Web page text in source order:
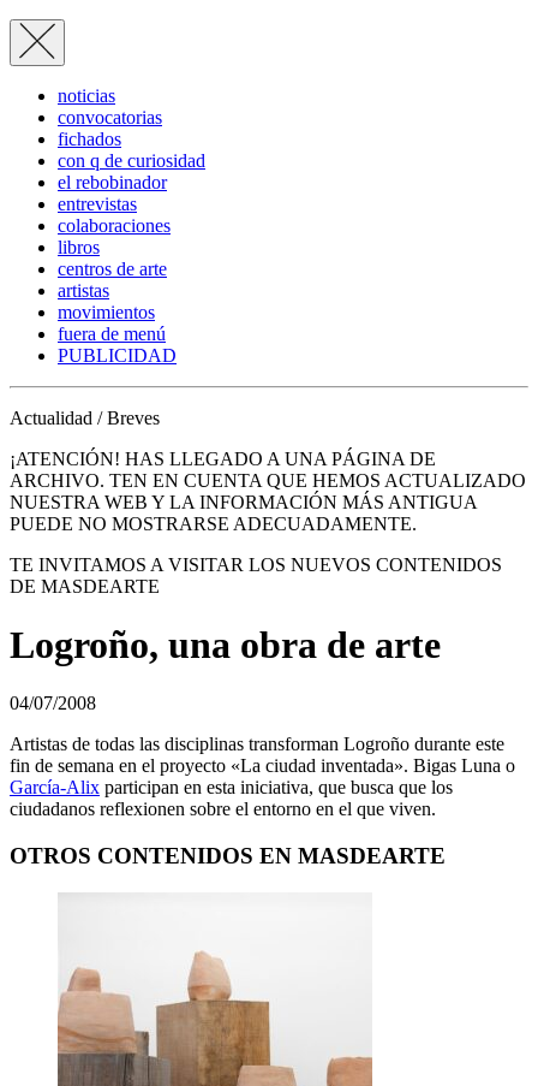
noticias
convocatorias
fichados
con q de curiosidad
el rebobinador
entrevistas
colaboraciones
libros
centros de arte
artistas
movimientos
fuera de menú
PUBLICIDAD
Actualidad / Breves
¡ATENCIÓN! HAS LLEGADO A UNA PÁGINA DE
ARCHIVO. TEN EN CUENTA QUE HEMOS ACTUALIZADO
NUESTRA WEB Y LA INFORMACIÓN MÁS ANTIGUA
PUEDE NO MOSTRARSE ADECUADAMENTE.
TE INVITAMOS A VISITAR LOS NUEVOS CONTENIDOS
DE MASDEARTE
Logroño, una obra de arte
04/07/2008
Artistas de todas las disciplinas transforman Logroño durante este
fin de semana en el proyecto «La ciudad inventada». Bigas Luna o
García-Alix participan en esta iniciativa, que busca que los
ciudadanos reflexionen sobre el entorno en el que viven.
OTROS CONTENIDOS EN MASDEARTE